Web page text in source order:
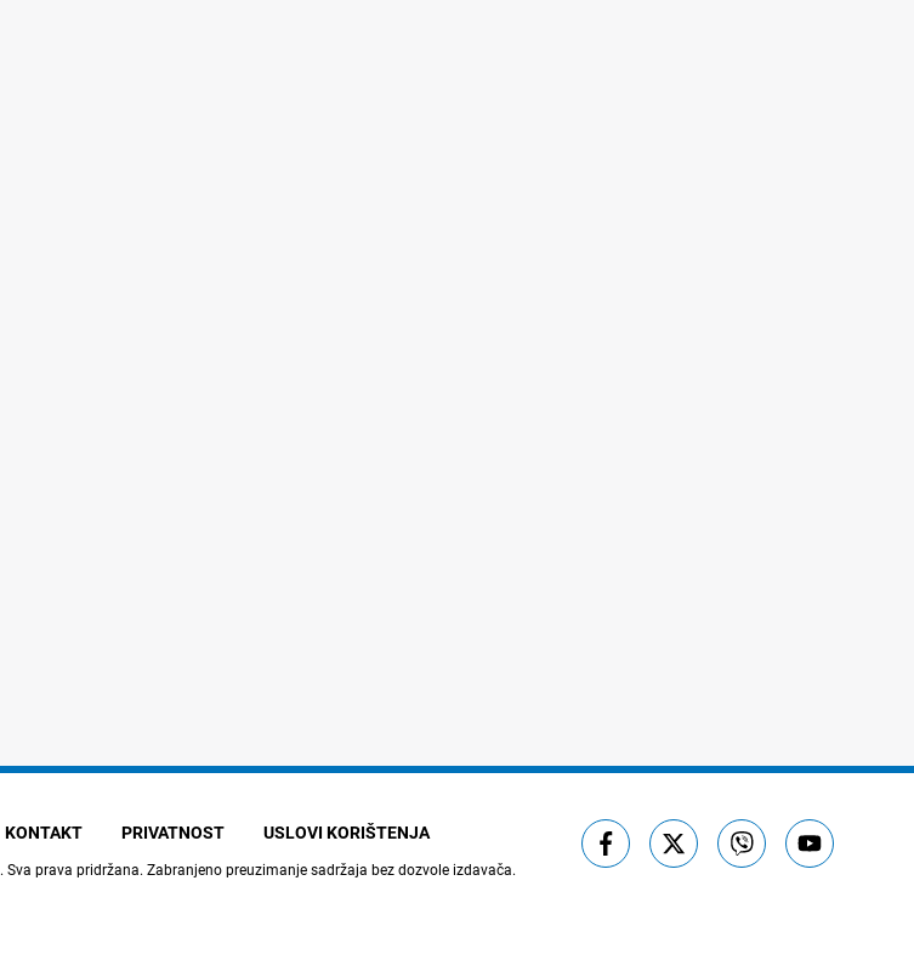
KONTAKT PRIVATNOST USLOVI KORIŠTENJA
. Sva prava pridržana. Zabranjeno preuzimanje sadržaja bez dozvole izdavača.